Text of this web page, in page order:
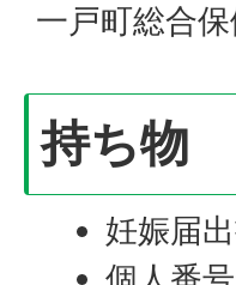
一戸町総合
持ち物
妊娠届